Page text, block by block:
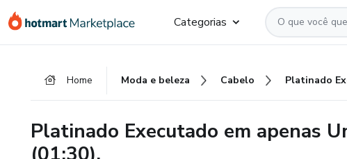
para
para
para
Categorias
Home Moda e beleza Cabelo
Platinado Executado em apenas